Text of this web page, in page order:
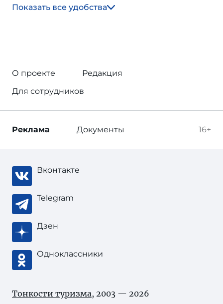
Показать все удобства
О проекте
Редакция
Для сотрудников
16+
Реклама Документы
Вконтакте
Telegram
Дзен
Одноклассники
Тонкости туризма, 2003 — 2026